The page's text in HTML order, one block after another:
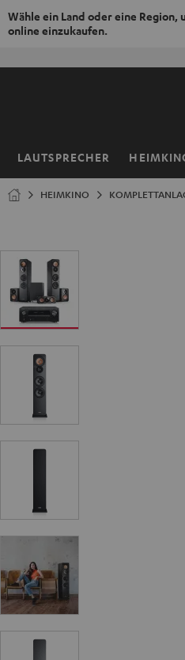
Wähle ein Land oder eine
online einzukaufen.
LAUTSPRECHER
Startseite
HEIMKINO